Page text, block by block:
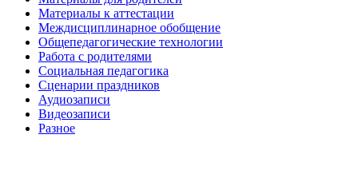
Материалы к аттестации
Междисциплинарное обобщение
Общепедагогические технологии
Работа с родителями
Социальная педагогика
Сценарии праздников
Аудиозаписи
Видеозаписи
Разное